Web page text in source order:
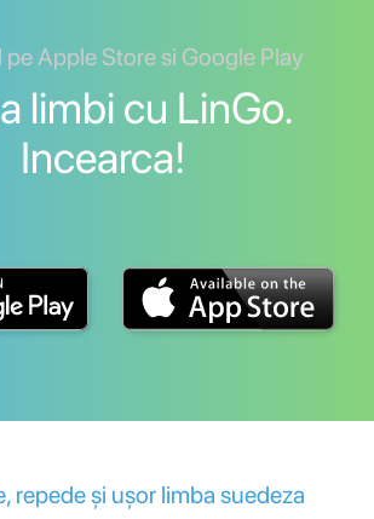
Apple Store si Google Play
limbi cu LinGo.
Incearca!
repede și ușor limba suedeza